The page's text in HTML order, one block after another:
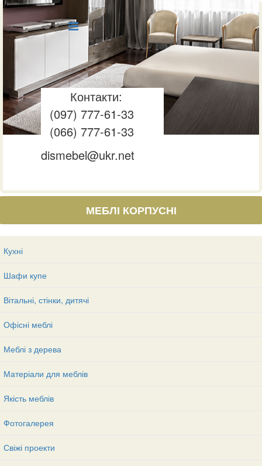
Контакти:
(097) 777-61-33
(066) 777-61-33
dismebel@ukr.net
МЕБЛІ КОРПУСНІ
Кухні
Шафи купе
Вітальні, стінки, дитячі
Офісні меблі
Меблі з дерева
Матеріали для меблів
Якість меблів
Фотогалерея
Свіжі проекти